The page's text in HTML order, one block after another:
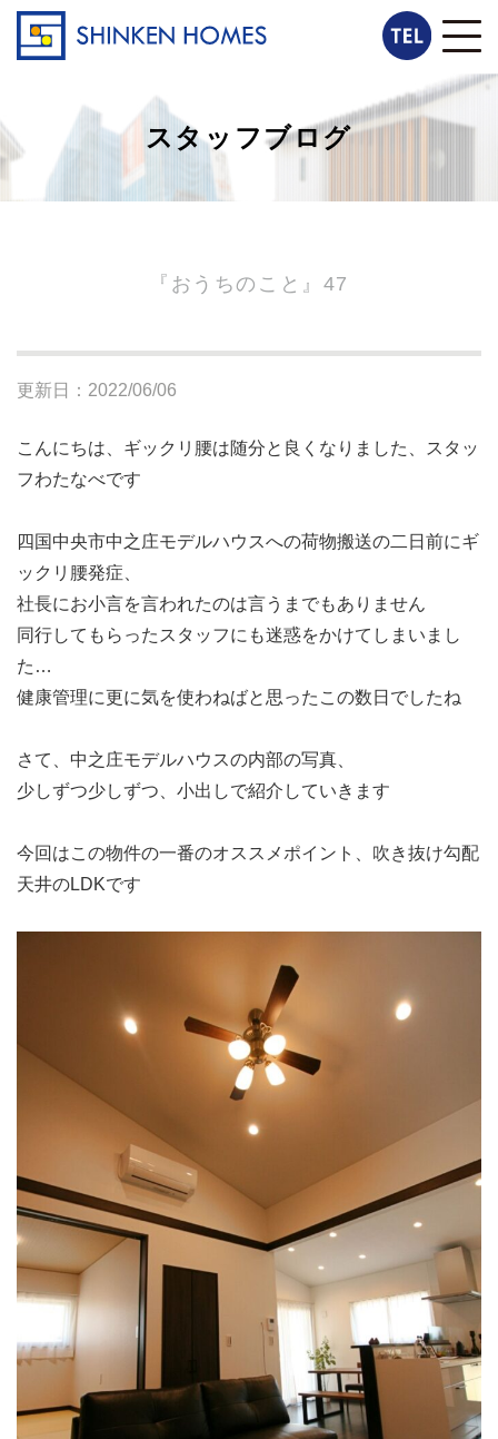
スタッフブログ
『おうちのこと』47
更新日：2022/06/06
こんにちは、ギックリ腰は随分と良くなりました、スタッ
フわたなべです
四国中央市中之庄モデルハウスへの荷物搬送の二日前にギ
ックリ腰発症、
社長にお小言を言われたのは言うまでもありません
同行してもらったスタッフにも迷惑をかけてしまいまし
た…
健康管理に更に気を使わねばと思ったこの数日でしたね
さて、中之庄モデルハウスの内部の写真、
少しずつ少しずつ、小出しで紹介していきます
今回はこの物件の一番のオススメポイント、吹き抜け勾配
天井のLDKです